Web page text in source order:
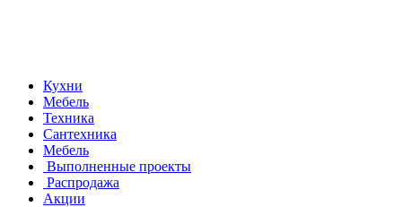
Кухни
Мебель
Техника
Сантехника
Мебель
Выполненные проекты
Распродажа
Акции